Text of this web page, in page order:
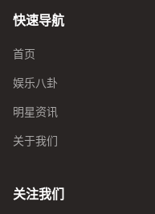
快速导航
首页
娱乐八卦
明星资讯
关于我们
关注我们